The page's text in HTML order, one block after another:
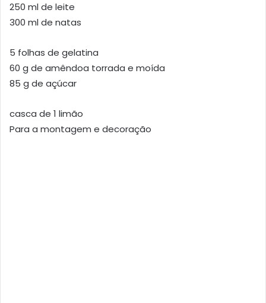
250 ml de leite
300 ml de natas
5 folhas de gelatina
60 g de amêndoa torrada e moída
85 g de açúcar
casca de 1 limão
Para a montagem e decoração